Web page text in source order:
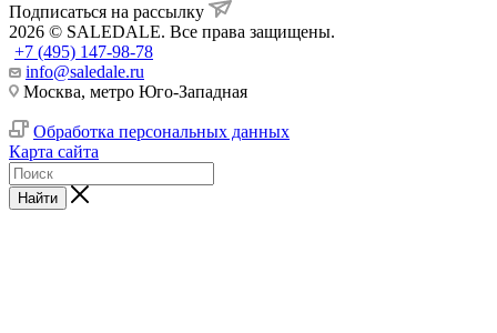
Подписаться на рассылку
2026 © SALEDALE. Все права защищены.
+7 (495) 147-98-78
info@saledale.ru
Москва, метро Юго-Западная
Обработка персональных данных
Карта сайта
Найти